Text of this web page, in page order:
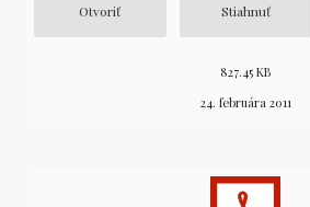
Otvoriť Stiahnuť
827.45 KB
24. februára 2011